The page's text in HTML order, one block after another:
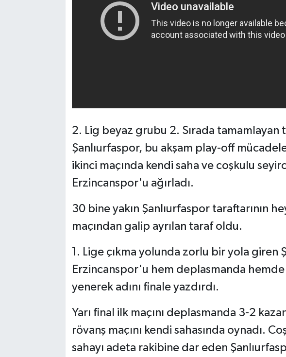
2. Lig beyaz grubu 2. Sırada tamamlayan
Şanlıurfaspor, bu akşam play-off
ikinci maçında kendi saha ve coşkulu
Erzincanspor'u ağırladı.
30 bine yakın Şanlıurfaspor taraftarının
maçından galip ayrılan taraf oldu.
1. Lige çıkma yolunda zorlu bir yola giren
Erzincanspor'u hem deplasmanda hemde
yenerek adını finale yazdırdı.
Yarı final ilk maçını deplasmanda 3-2
rövanş maçını kendi sahasında oynadı.
sahayı adeta rakibine dar eden